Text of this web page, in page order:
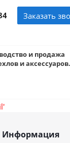
Заказать
и продажа
и аксессуаров.
Информация